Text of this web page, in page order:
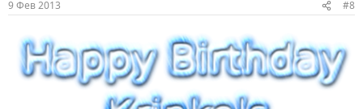
9 Фев 2013 #8